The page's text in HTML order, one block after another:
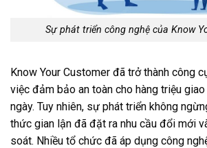
Sự phát triển công nghệ của Know
Know Your Customer đã trở thành công
việc đảm bảo an toàn cho hàng triệu
ngày. Tuy nhiên, sự phát triển không
thức gian lận đã đặt ra nhu cầu đổi mới
soát. Nhiều tổ chức đã áp dụng công